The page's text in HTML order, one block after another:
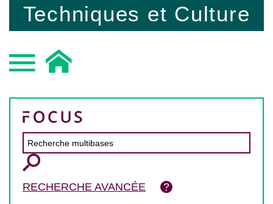
Techniques et Culture
RECHERCHE AVANCÉE